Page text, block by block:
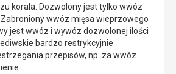
korala. Dozwolony jest tylko wwóz
wwóz mięsa wieprzowego
jest wwóz i wywóz dozwolonej ilości
bardzo restrykcyjnie
przepisów, np. za wwóz